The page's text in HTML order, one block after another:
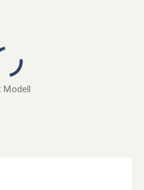
Modell